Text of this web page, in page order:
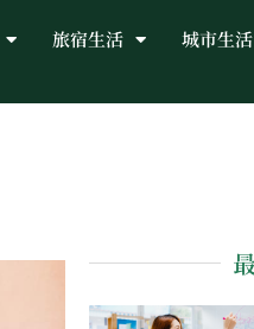
旅宿生活 城市生活